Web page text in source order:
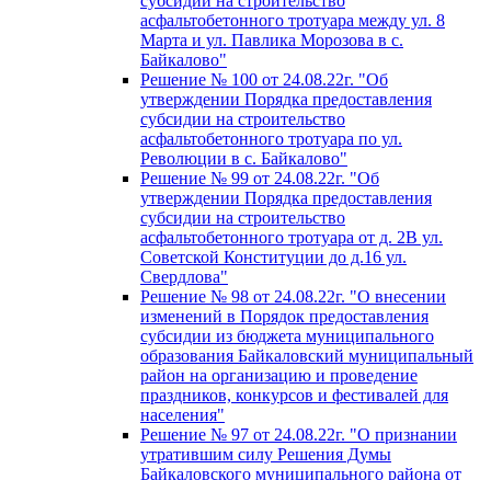
асфальтобетонного тротуара между ул. 8
Марта и ул. Павлика Морозова в с.
Байкалово"
Решение № 100 от 24.08.22г. "Об
утверждении Порядка предоставления
субсидии на строительство
асфальтобетонного тротуара по ул.
Революции в с. Байкалово"
Решение № 99 от 24.08.22г. "Об
утверждении Порядка предоставления
субсидии на строительство
асфальтобетонного тротуара от д. 2В ул.
Советской Конституции до д.16 ул.
Свердлова"
Решение № 98 от 24.08.22г. "О внесении
изменений в Порядок предоставления
субсидии из бюджета муниципального
образования Байкаловский муниципальный
район на организацию и проведение
праздников, конкурсов и фестивалей для
населения"
Решение № 97 от 24.08.22г. "О признании
утратившим силу Решения Думы
Байкаловского муниципального района от